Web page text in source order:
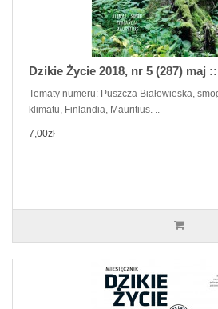
Dzikie Życie 2018, nr 5 (287) maj
Tematy numeru: Puszcza Białowieska,
klimatu, Finlandia, Mauritius. ..
7,00zł